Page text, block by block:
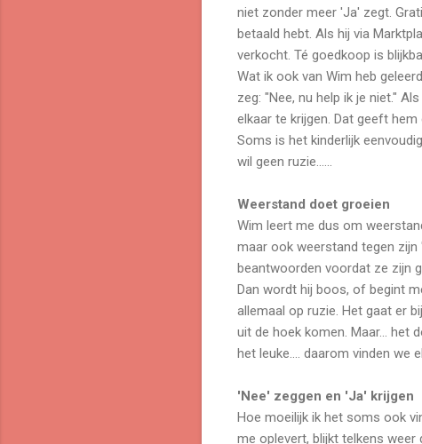
niet zonder meer 'Ja' zegt.
betaald hebt. Als hij via
verkocht. Té goedkoop is
Wat ik ook van Wim heb
zeg: "Nee, nu help ik je niet."
elkaar te krijgen. Dat geeft
Soms is het kinderlijk
wil geen ruzie......
Weerstand doet groeien
Wim leert me dus om
maar ook weerstand tegen zijn
beantwoorden voordat ze zijn
Dan wordt hij boos, of begint
allemaal op ruzie. Het gaat er
uit de hoek komen. Maar... het
het leuke.... daarom vinden we
'Nee' zeggen en 'Ja' krijgen
Hoe moeilijk ik het soms ook
me oplevert, blijkt telkens